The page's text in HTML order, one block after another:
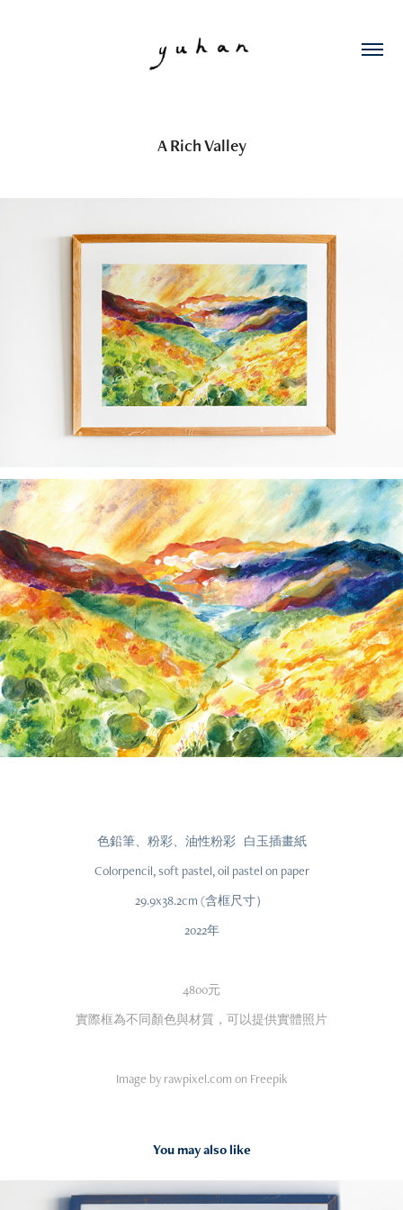
A Rich Valley
色鉛筆、粉彩、油性粉彩 白玉插畫紙
Colorpencil, soft pastel, oil pastel on paper
29.9x38.2cm (含框尺寸）
2022年
4800元
實際框為不同顏色與材質，可以提供實體照片
Image by rawpixel.com on Freepik
You may also like